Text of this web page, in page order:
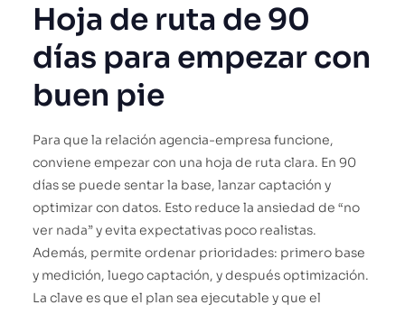
Hoja de ruta de 90
días para empezar con
buen pie
Para que la relación agencia-empresa funcione,
conviene empezar con una hoja de ruta clara. En 90
días se puede sentar la base, lanzar captación y
optimizar con datos. Esto reduce la ansiedad de “no
ver nada” y evita expectativas poco realistas.
Además, permite ordenar prioridades: primero base
y medición, luego captación, y después optimización.
La clave es que el plan sea ejecutable y que el